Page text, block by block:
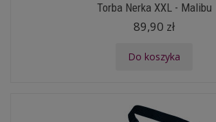
Torba Nerka XXL - Malibu
89,90 zł
Do koszyka